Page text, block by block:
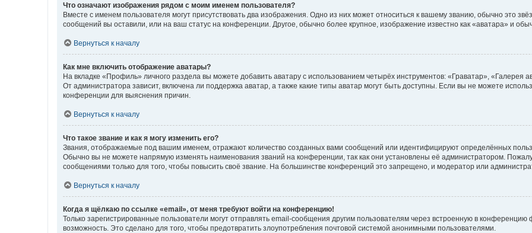
Что означают изображения рядом с моим именем пользователя?
Вместе с именем пользователя могут присутствовать два изображения. Одно из них может относиться к вашему званию, обычно это
сообщений вы оставили, или на ваш статус на конференции. Другое, обычно более крупное, изображение известно как «аватара» и
Вернуться к началу
Как мне включить отображение аватары?
На вкладке «Профиль» личного раздела вы можете добавить аватару с использованием четырёх инструментов: «Граватар», «Галерея
От администратора зависит, включена ли поддержка аватар, а также какие типы аватар могут быть доступны. Если вы не можете
конференции для выяснения причин.
Вернуться к началу
Что такое звание и как я могу изменить его?
Звания, отображаемые под вашим именем, отражают количество созданных вами сообщений или идентифицируют определённых
Обычно вы не можете напрямую изменять наименования званий на конференции, так как они установлены её администратором.
сообщениями только для того, чтобы повысить своё звание. На большинстве конференций это запрещено, и модератор или
Вернуться к началу
Когда я щёлкаю по ссылке «email», от меня требуют войти на конференцию!
Только зарегистрированные пользователи могут отправлять email-сообщения другим пользователям через встроенную в
возможность. Это сделано для того, чтобы предотвратить злоупотребления почтовой системой анонимными пользователями.